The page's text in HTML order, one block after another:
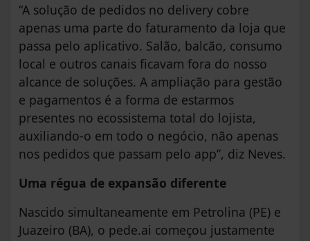
“A solução de pedidos no delivery cobre
apenas uma parte do faturamento da loja que
passa pelo aplicativo. Salão, balcão, consumo
local e outros canais ficavam fora do nosso
alcance de soluções. A ampliação para gestão
e pagamentos é a forma de estarmos
presentes no ecossistema total do lojista,
auxiliando-o em todo o negócio, não apenas
nos pedidos que passam pelo app”, diz Neves.
Uma régua de expansão diferente
Nascido simultaneamente em Petrolina (PE) e
Juazeiro (BA), o pede.ai começou justamente